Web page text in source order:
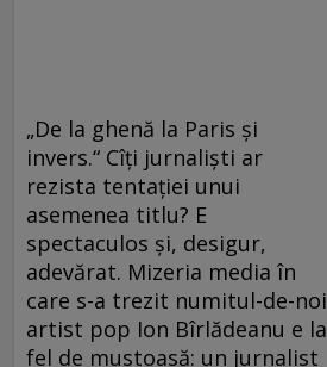
„De la ghenă la Paris şi
invers.“ Cîţi jurnalişti ar
rezista tentaţiei unui
asemenea titlu? E
spectaculos şi, desigur,
adevărat. Mizeria media în
care s-a trezit numitul-de-noi
artist pop Ion Bîrlădeanu e la
fel de mustoasă: un jurnalist